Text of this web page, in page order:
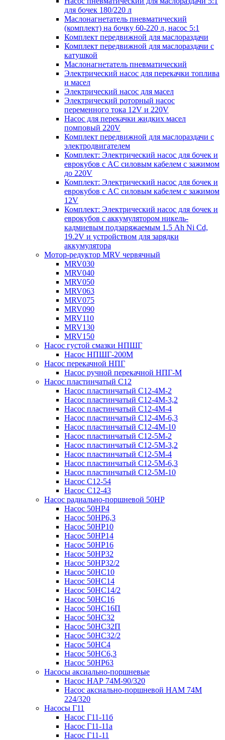
для бочек 180/220 л
Маслонагнетатель пневматический
(комплект) на бочку 60-220 л, насос 5:1
Комплект передвижной для маслораздачи
Комплект передвижной для маслораздачи с
катушкой
Маслонагнетатель пневматический
Электрический насос для перекачки топлива
и масел
Электрический насос для масел
Электрический роторный насос
переменного тока 12V и 220V
Насос для перекачки жидких масел
помповый 220V
Комплект передвижной для маслораздачи с
электродвигателем
Комплект: Электрический насос для бочек и
еврокубов с AC силовым кабелем с зажимом
до 220V
Комплект: Электрический насос для бочек и
еврокубов с AC силовым кабелем с зажимом
12V
Комплект: Электрический насос для бочек и
еврокубов с аккумулятором никель-
кадмиевым подзаряжаемым 1.5 Ah Ni Cd,
19.2V и устройством для зарядки
аккумулятора
Мотор-редуктор MRV червячный
MRV030
MRV040
MRV050
MRV063
MRV075
MRV090
MRV110
MRV130
MRV150
Насос густой смазки НПШГ
Насос НПШГ-200М
Насос перекачной НПГ
Насос ручной перекачной НПГ-М
Насос пластинчатый С12
Насос пластинчатый С12-4М-2
Насос пластинчатый С12-4М-3,2
Насос пластинчатый С12-4М-4
Насос пластинчатый С12-4М-6,3
Насос пластинчатый С12-4М-10
Насос пластинчатый С12-5М-2
Насос пластинчатый С12-5М-3,2
Насос пластинчатый С12-5М-4
Насос пластинчатый С12-5М-6,3
Насос пластинчатый С12-5М-10
Насос С12-54
Насос С12-43
Насос радиально-поршневой 50НР
Насос 50НР4
Насос 50НР6,3
Насос 50НР10
Насос 50НР14
Насос 50НР16
Насос 50НР32
Насос 50НР32/2
Насос 50НС10
Насос 50НС14
Насос 50НС14/2
Насос 50НС16
Насос 50НС16П
Насос 50НС32
Насос 50НС32П
Насос 50НС32/2
Насос 50НС4
Насос 50НС6,3
Насос 50НР63
Насосы аксиально-поршневые
Насос НАР 74M-90/320
Насос аксиально-поршневой НАМ 74М
224/320
Насосы Г11
Насос Г11-11б
Насос Г11-11а
Насос Г11-11